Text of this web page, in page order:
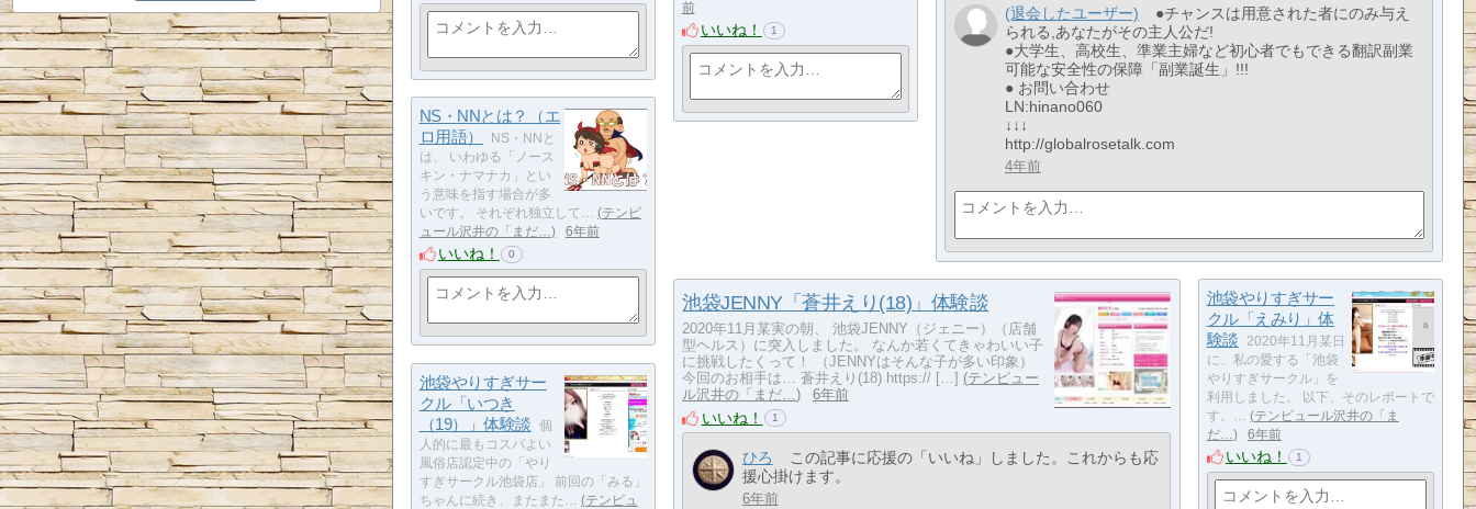
前
いいね！ 1
(退会したユーザー)
●チャンスは用意された者にのみ与え
られる,あなたがその主人公だ!
●大学生、高校生、準業主婦など初心者でもできる翻訳副業
可能な安全性の保障「副業誕生」!!!
● お問い合わせ
LN:hinano060
↓↓↓
http://globalrosetalk.com
4年前
NS・NNとは？（エ
ロ用語）
NS・NNと
は、 いわゆる「ノース
キン・ナマナカ」とい
う意味を指す場合が多
いです。 それぞれ独立して…
テンピ
ュール沢井の「まだ…
6年前
いいね！ 0
池袋JENNY「蒼井えり(18)」体験談
2020年11月某実の朝、 池袋JENNY（ジェニー）（店舗
型ヘルス）に突入しました。 なんか若くてきゃわいい子
に挑戦したくって！ （JENNYはそんな子が多い印象）
今回のお相手は… 蒼井えり(18) https:// […]
テンピュー
ル沢井の「まだ…
6年前
いいね！ 1
ひろ
この記事に応援の「いいね」しました。これからも応
援心掛けます。
6年前
池袋やりすぎサー
クル「えみり」体
験談
2020年11月某日
に、私の愛する「池袋
やりすぎサークル」を
利用しました。 以下、そのレポートで
す。…
テンピュール沢井の「ま
だ…
6年前
いいね！ 1
池袋やりすぎサー
クル「いつき
（19）」体験談
個
人的に最もコスパよい
風俗店認定中の「やり
すぎサークル池袋店」 前回の「みる」
ちゃんに続き、またまた…
テンピュ